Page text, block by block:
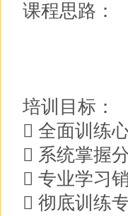
课程思路：
培训目标：
 全面训练
 系统掌握
 专业学习
 彻底训练